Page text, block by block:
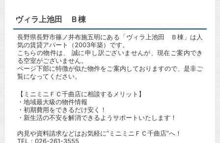
ヴィラ上池田 Ｂ棟
長野県長野市篠ノ井布施五明にある「ヴィラ上池田 Ｂ棟」は人
気の賃貸アパート（2003年築）です。
こちらの物件は、 誠に申し訳ございませんが、現在ご案内でき
る空室がございません。
ページ下部に特徴が似た物件をご案内しておりますので、是非ご
覧になってください。
【ミニミニＦＣ千曲店に相談するメリット】
・地域最大級の物件情報
・初期費用をできるだけ安く！
・新生活の不安を解消できるようサポートいたします！
内見や資料請求などはお気軽に”ミニミニＦＣ千曲店”へ！
TEL： 026-261-3555